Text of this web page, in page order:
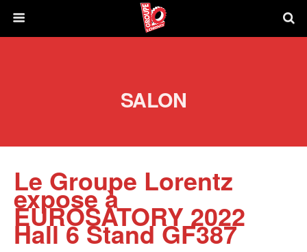
SALON
Le Groupe Lorentz
expose à
EUROSATORY 2022
Hall 6 Stand GF387